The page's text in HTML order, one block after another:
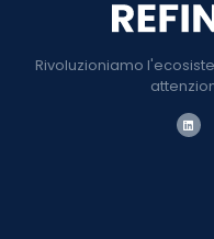
Rivoluzioniamo